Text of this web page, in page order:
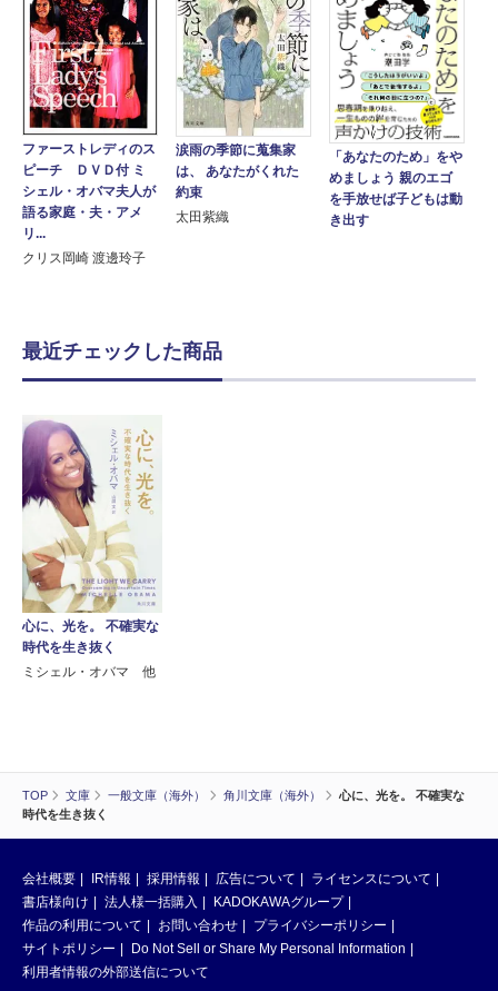
TOP 文庫 一般文庫（海外） 角川文庫（海外）
心に、光を。 不確実な
時代を生き抜く
ファーストレディのス
ピーチ ＤＶＤ付 ミ
シェル・オバマ夫人が
語る家庭・夫・アメ
リ...
クリス岡崎 渡邊玲子
涙雨の季節に蒐集家
は、 あなたがくれた
約束
太田紫織
「あなたのため」をや
めましょう 親のエゴ
を手放せば子どもは動
き出す
最近チェックした商品
心に、光を。 不確実な
時代を生き抜く
ミシェル・オバマ 他
会社概要 IR情報 採用情報 広告について
ライセンスについて
書店様向け
法人様一括購入
KADOKAWAグループ
作品の利用について
お問い合わせ
プライバシーポリシー
サイトポリシー
Do Not Sell or Share My Personal Information
利用者情報の外部送信について